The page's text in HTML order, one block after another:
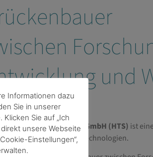
und
Styria GmbH (HTS) ist
Schwerpunkt Humantechnologien.
Informationen dazu
Sie in unserer
Sie auf „Ich
unsere Webseite
Einstellungen“,